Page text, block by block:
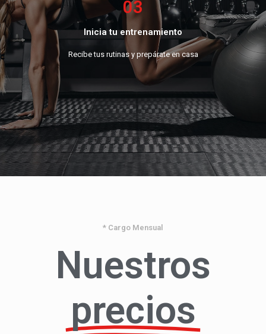
03
Inicia tu entrenamiento
Recibe tus rutinas y prepárate en casa
* Cargo Mensual
Nuestros
precios